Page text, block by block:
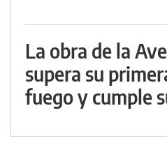
La obra de la
supera su
fuego y cumple